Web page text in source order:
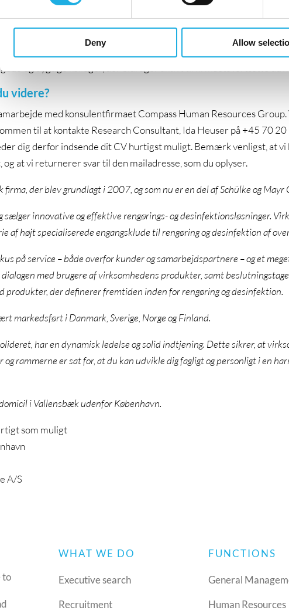
Deny Allow
hverdag i en dynamisk organisation, der er præget af vækst
mulighed for at gøre en forskel
dine kunder og et tæt samarbejde med den øvrige organisation
og engageret – og hvor der ikke mindst bliver sat pris på
og dygtige kolleger, der bidrager aktivt til firmaets fortsatte
videre?
med konsulentfirmaet Compass Human Resources
til at kontakte Research Consultant, Ida Heuser på +45 70 20
dig derfor indsende dit CV hurtigst muligt. Bemærk venligst, at vi
at vi returnerer svar til den mailadresse, som du oplyser.
firma, der blev grundlagt i 2007, og som nu er en del af Schülke og Mayr
sælger innovative og effektive rengørings- og desinfektionsløsninger.
af højt specialiserede engangsklude til rengøring og desinfektion af
på service – både overfor kunder og samarbejdspartnere – og et
med brugere af virksomhedens produkter, samt
der definerer fremtiden inden for rengøring og desinfektion.
markedsført i Danmark, Sverige, Norge og Finland.
har en dynamisk ledelse og solid indtjening. Dette sikrer, at
rammerne er sat for, at du kan udvikle dig fagligt og personligt i en
i Vallensbæk udenfor København.
som muligt
A/S
to
WHAT WE DO
Executive search
Recruitment
FUNCTIONS
General
Human Resources